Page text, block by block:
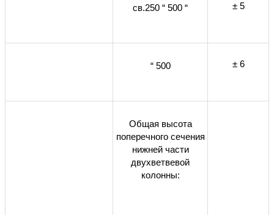
св.250 “ 500 “ ± 5
“ 500 ± 6
Общая высота
поперечного сечения
нижней части
двухветвевой
колонны: